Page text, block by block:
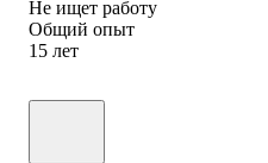
Не ищет работу
Общий опыт
15 лет